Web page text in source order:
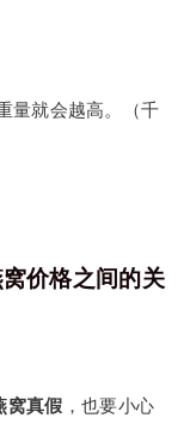
量就会越高。（千
价格之间的关
窝真假 ，也要小心